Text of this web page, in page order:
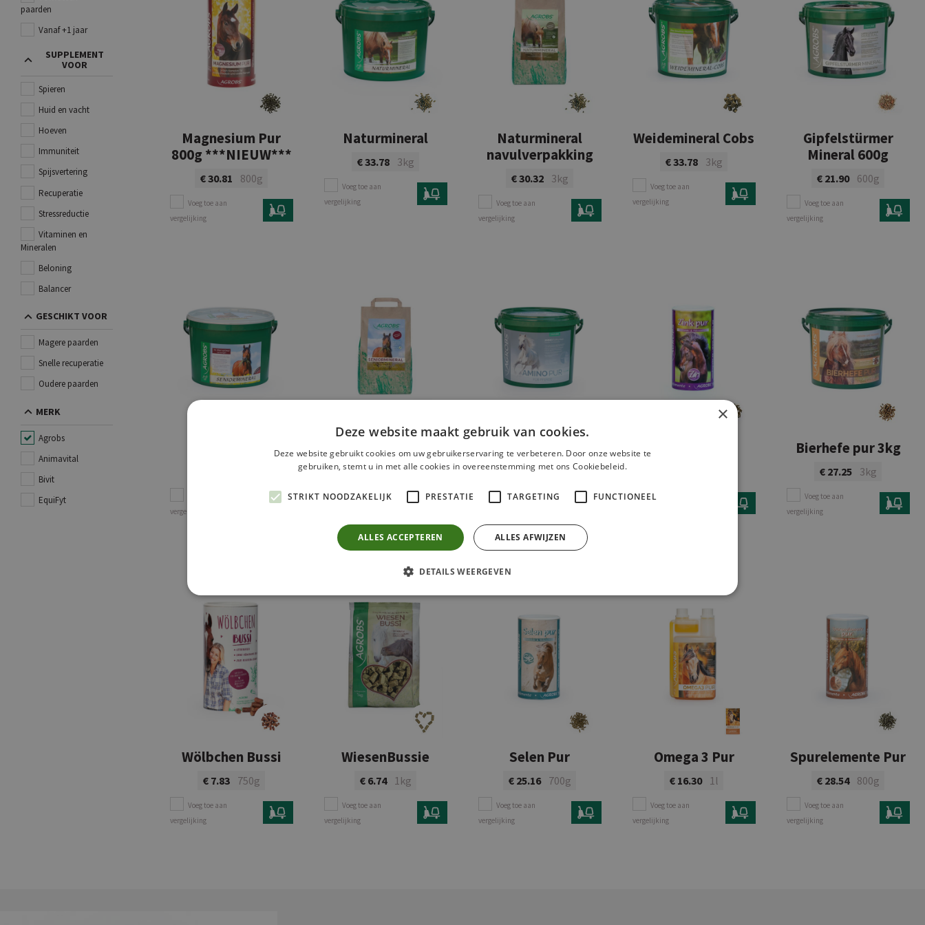
paarden
Vanaf +1 jaar
SUPPLEMENT
VOOR
Spieren
Huid en vacht
Hoeven
Immuniteit
Spijsvertering
Recuperatie
Stressreductie
Vitaminen en
Mineralen
Beloning
Balancer
GESCHIKT VOOR
Magere paarden
Snelle recuperatie
Oudere paarden
MERK
Agrobs
Animavital
Bivit
EquiFyt
Magnesium Pur
800g ***NIEUW***
€ 30.81 800g
Voeg toe aan
vergelijking
Naturmineral
€ 33.78 3kg
Voeg toe aan
vergelijking
Naturmineral
navulverpakking
€ 30.32 3kg
Voeg toe aan
vergelijking
Weidemineral Cobs
€ 33.78 3kg
Voeg toe aan
vergelijking
Gipfelstürmer
Mineral 600g
€ 21.90 600g
Voeg toe aan
vergelijking
Seniormineral
vergelijking
Seniormineral
navulverpakking
3kg
vergelijking
Bekijk product
Amino Pur
€ 25.86 800g
Voeg toe aan
Bekijk product
Voeg toe aan
Bierhefe pur 3kg
€ 27.25 3kg
Voeg toe aan
vergelijking
Wölbchen Bussi
€ 7.83 750g
Voeg toe aan
vergelijking
WiesenBussie
€ 6.74 1kg
Voeg toe aan
vergelijking
Selen Pur
€ 25.16 700g
Voeg toe aan
vergelijking
Omega 3 Pur
€ 16.30 1l
Voeg toe aan
vergelijking
Spurelemente Pur
€ 28.54 800g
Voeg toe aan
vergelijking
×
Deze website maakt gebruik van cookies.
Deze website gebruikt cookies om uw gebruikerservaring te verbeteren. Door onze website te
gebruiken, stemt u in met alle cookies in overeenstemming met ons Cookiebeleid.
STRIKT NOODZAKELIJK PRESTATIE TARGETING FUNCTIONEEL
ALLES ACCEPTEREN ALLES AFWIJZEN
DETAILS WEERGEVEN